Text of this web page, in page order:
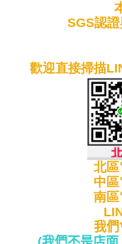
SGS認
歡迎直接掃描
北
中
南
我